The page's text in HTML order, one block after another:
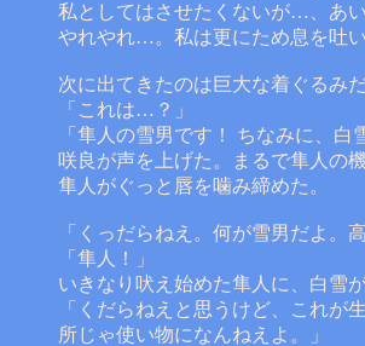
私としてはさせたくないが…、あ
やれやれ…。私は更にため息を吐い
次に出てきたのは巨大な着ぐるみ
「これは…？」
「隼人の雪男です！ ちなみに、白
咲良が声を上げた。まるで隼人の
隼人がぐっと唇を噛み締めた。
「くっだらねえ。何が雪男だよ。
「隼人！」
いきなり吠え始めた隼人に、白雪
「くだらねえと思うけど、これ
所じゃ使い物になんねえよ。」